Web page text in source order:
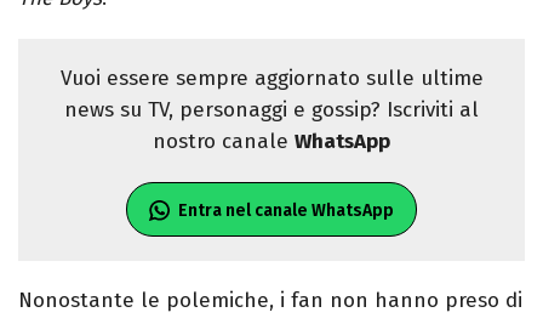
Vuoi essere sempre aggiornato sulle ultime
news su TV, personaggi e gossip? Iscriviti al
nostro canale WhatsApp
Entra nel canale WhatsApp
Nonostante le polemiche, i fan non hanno preso di